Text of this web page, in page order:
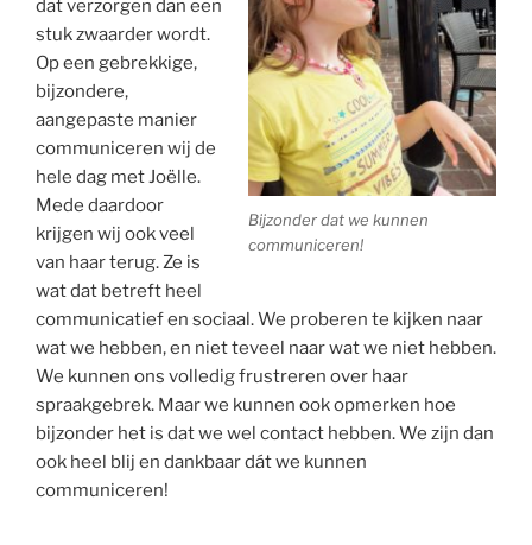
Bijzonder dat we kunnen
communiceren!
dat verzorgen dan een
stuk zwaarder wordt.
Op een gebrekkige,
bijzondere,
aangepaste manier
communiceren wij de
hele dag met Joëlle.
Mede daardoor
krijgen wij ook veel
van haar terug. Ze is
wat dat betreft heel
communicatief en sociaal. We proberen te kijken naar
wat we hebben, en niet teveel naar wat we niet hebben.
We kunnen ons volledig frustreren over haar
spraakgebrek. Maar we kunnen ook opmerken hoe
bijzonder het is dat we wel contact hebben. We zijn dan
ook heel blij en dankbaar dát we kunnen
communiceren!